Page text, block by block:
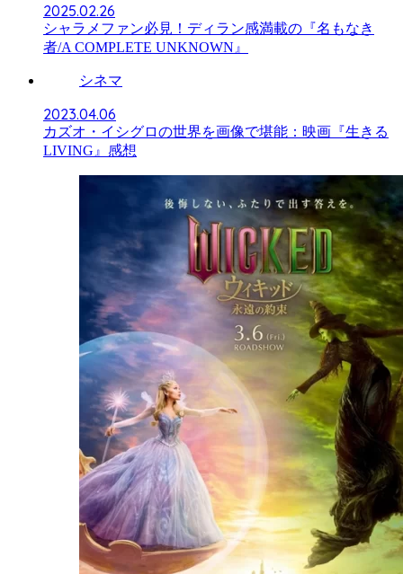
2025.02.26
シャラメファン必見！ディラン感満載の『名もなき
者/A COMPLETE UNKNOWN』
シネマ
2023.04.06
カズオ・イシグロの世界を画像で堪能：映画『生きる
LIVING』感想